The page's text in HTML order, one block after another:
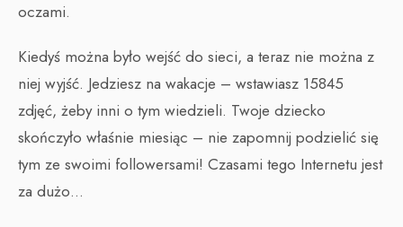
oczami.
Kiedyś można było wejść do sieci, a teraz nie można z
niej wyjść. Jedziesz na wakacje – wstawiasz 15845
zdjęć, żeby inni o tym wiedzieli. Twoje dziecko
skończyło właśnie miesiąc – nie zapomnij podzielić się
tym ze swoimi followersami! Czasami tego Internetu jest
za dużo…